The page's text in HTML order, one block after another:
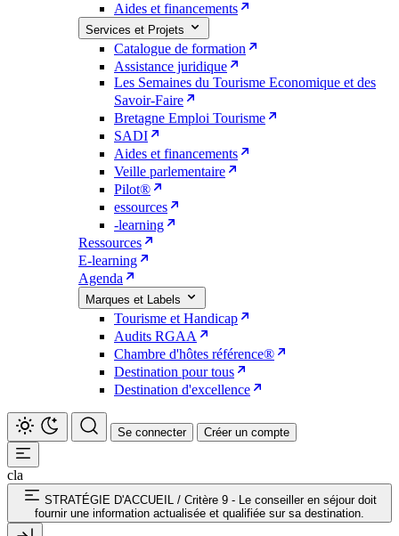
Aides et financements
Services et Projets
Catalogue de formation
Assistance juridique
Les Semaines du Tourisme Economique et des
Savoir-Faire
Bretagne Emploi Tourisme
SADI
Aides et financements
Veille parlementaire
Pilot®
essources
-learning
Ressources
E-learning
Agenda
Marques et Labels
Tourisme et Handicap
Audits RGAA
Chambre d'hôtes référence®
Destination pour tous
Destination d'excellence
Se connecter Créer un compte
cla
STRATÉGIE D'ACCUEIL / Critère 9 - Le conseiller en séjour doit
fournir une information actualisée et qualifiée sur sa destination.